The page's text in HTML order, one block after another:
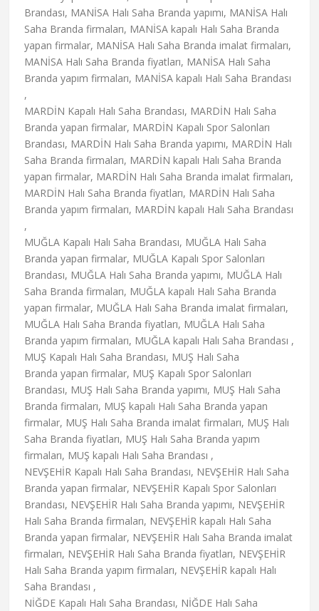
Brandası, MANİSA Halı Saha Branda yapımı, MANİSA Halı
Saha Branda firmaları, MANİSA kapalı Halı Saha Branda
yapan firmalar, MANİSA Halı Saha Branda imalat firmaları,
MANİSA Halı Saha Branda fiyatları, MANİSA Halı Saha
Branda yapım firmaları, MANİSA kapalı Halı Saha Brandası
,
MARDİN Kapalı Halı Saha Brandası, MARDİN Halı Saha
Branda yapan firmalar, MARDİN Kapalı Spor Salonları
Brandası, MARDİN Halı Saha Branda yapımı, MARDİN Halı
Saha Branda firmaları, MARDİN kapalı Halı Saha Branda
yapan firmalar, MARDİN Halı Saha Branda imalat firmaları,
MARDİN Halı Saha Branda fiyatları, MARDİN Halı Saha
Branda yapım firmaları, MARDİN kapalı Halı Saha Brandası
,
MUĞLA Kapalı Halı Saha Brandası, MUĞLA Halı Saha
Branda yapan firmalar, MUĞLA Kapalı Spor Salonları
Brandası, MUĞLA Halı Saha Branda yapımı, MUĞLA Halı
Saha Branda firmaları, MUĞLA kapalı Halı Saha Branda
yapan firmalar, MUĞLA Halı Saha Branda imalat firmaları,
MUĞLA Halı Saha Branda fiyatları, MUĞLA Halı Saha
Branda yapım firmaları, MUĞLA kapalı Halı Saha Brandası ,
MUŞ Kapalı Halı Saha Brandası, MUŞ Halı Saha
Branda yapan firmalar, MUŞ Kapalı Spor Salonları
Brandası, MUŞ Halı Saha Branda yapımı, MUŞ Halı Saha
Branda firmaları, MUŞ kapalı Halı Saha Branda yapan
firmalar, MUŞ Halı Saha Branda imalat firmaları, MUŞ Halı
Saha Branda fiyatları, MUŞ Halı Saha Branda yapım
firmaları, MUŞ kapalı Halı Saha Brandası ,
NEVŞEHİR Kapalı Halı Saha Brandası, NEVŞEHİR Halı Saha
Branda yapan firmalar, NEVŞEHİR Kapalı Spor Salonları
Brandası, NEVŞEHİR Halı Saha Branda yapımı, NEVŞEHİR
Halı Saha Branda firmaları, NEVŞEHİR kapalı Halı Saha
Branda yapan firmalar, NEVŞEHİR Halı Saha Branda imalat
firmaları, NEVŞEHİR Halı Saha Branda fiyatları, NEVŞEHİR
Halı Saha Branda yapım firmaları, NEVŞEHİR kapalı Halı
Saha Brandası ,
NİĞDE Kapalı Halı Saha Brandası, NİĞDE Halı Saha